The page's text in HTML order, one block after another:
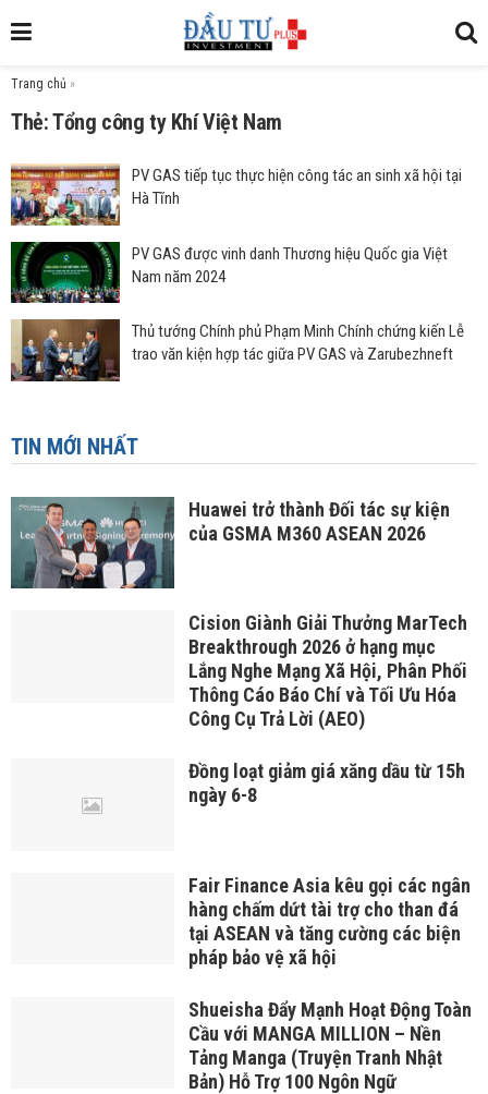
Trang chủ »
Thẻ: Tổng công ty Khí Việt Nam
PV GAS tiếp tục thực hiện công tác an sinh xã hội tại
Hà Tĩnh
PV GAS được vinh danh Thương hiệu Quốc gia Việt
Nam năm 2024
Thủ tướng Chính phủ Phạm Minh Chính chứng kiến Lễ
trao văn kiện hợp tác giữa PV GAS và Zarubezhneft
TIN MỚI NHẤT
Huawei trở thành Đối tác sự kiện
của GSMA M360 ASEAN 2026
Cision Giành Giải Thưởng MarTech
Breakthrough 2026 ở hạng mục
Lắng Nghe Mạng Xã Hội, Phân Phối
Thông Cáo Báo Chí và Tối Ưu Hóa
Công Cụ Trả Lời (AEO)
Đồng loạt giảm giá xăng dầu từ 15h
ngày 6-8
Fair Finance Asia kêu gọi các ngân
hàng chấm dứt tài trợ cho than đá
tại ASEAN và tăng cường các biện
pháp bảo vệ xã hội
Shueisha Đẩy Mạnh Hoạt Động Toàn
Cầu với MANGA MILLION – Nền
Tảng Manga (Truyện Tranh Nhật
Bản) Hỗ Trợ 100 Ngôn Ngữ